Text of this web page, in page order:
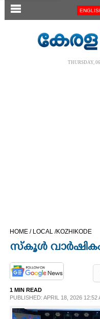
SECTIONS
OPINION
PHOTOS
THURSDAY,
HOME / LOCAL /KOZHIKODE
സ്കൂൾ വാർഷികം
1 MIN READ
PUBLISHED: APRIL 18, 2026 12:52